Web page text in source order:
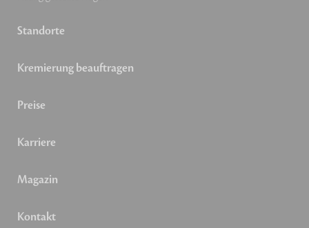
Standorte
Kremierung beauftragen
Preise
Karriere
Magazin
Kontakt